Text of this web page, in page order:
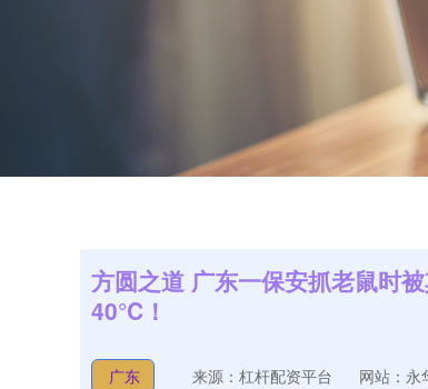
方圆之道 广东一保安抓老鼠时
40°C！
广东 来源：杠杆配资平台 网站：永